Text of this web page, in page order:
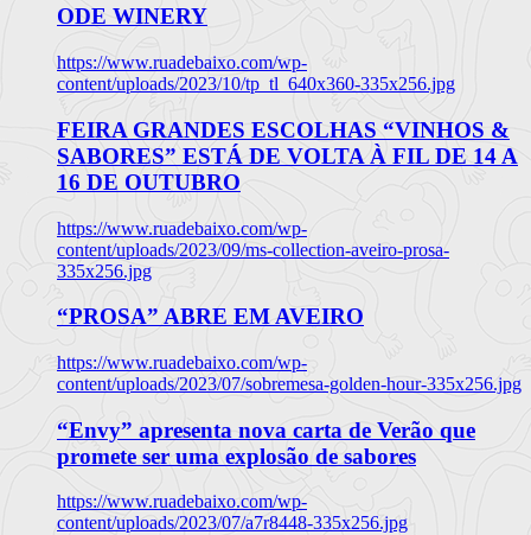
ODE WINERY
https://www.ruadebaixo.com/wp-
content/uploads/2023/10/tp_tl_640x360-335x256.jpg
FEIRA GRANDES ESCOLHAS “VINHOS &
SABORES” ESTÁ DE VOLTA À FIL DE 14 A
16 DE OUTUBRO
https://www.ruadebaixo.com/wp-
content/uploads/2023/09/ms-collection-aveiro-prosa-
335x256.jpg
“PROSA” ABRE EM AVEIRO
https://www.ruadebaixo.com/wp-
content/uploads/2023/07/sobremesa-golden-hour-335x256.jpg
“Envy” apresenta nova carta de Verão que
promete ser uma explosão de sabores
https://www.ruadebaixo.com/wp-
content/uploads/2023/07/a7r8448-335x256.jpg